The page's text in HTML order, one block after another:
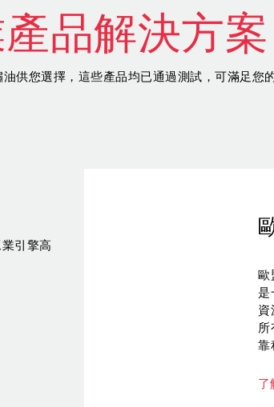
品解決方案
供您選擇，這些產品均已通過測試，可滿足您
引擎高
歐
是
資
所
靠
準
了